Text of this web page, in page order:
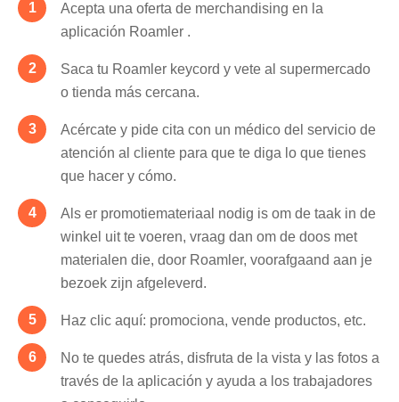
Acepta una oferta de merchandising en la
aplicación Roamler .
Saca tu Roamler keycord y vete al supermercado
o tienda más cercana.
Acércate y pide cita con un médico del servicio de
atención al cliente para que te diga lo que tienes
que hacer y cómo.
Als er promotiemateriaal nodig is om de taak in de
winkel uit te voeren, vraag dan om de doos met
materialen die, door Roamler, voorafgaand aan je
bezoek zijn afgeleverd.
Haz clic aquí: promociona, vende productos, etc.
No te quedes atrás, disfruta de la vista y las fotos a
través de la aplicación y ayuda a los trabajadores